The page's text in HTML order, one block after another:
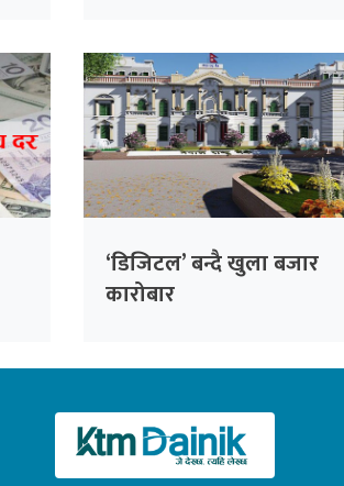
‘डिजिटल’ बन्दै खुला बजार
कारोबार